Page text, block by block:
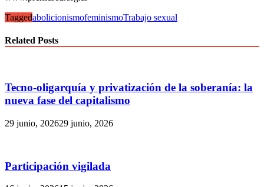
TaggedabolicionismofeminismoTrabajo sexual
Related Posts
Tecno-oligarquía y privatización de la soberanía: la
nueva fase del capitalismo
29 junio, 202629 junio, 2026
Participación vigilada